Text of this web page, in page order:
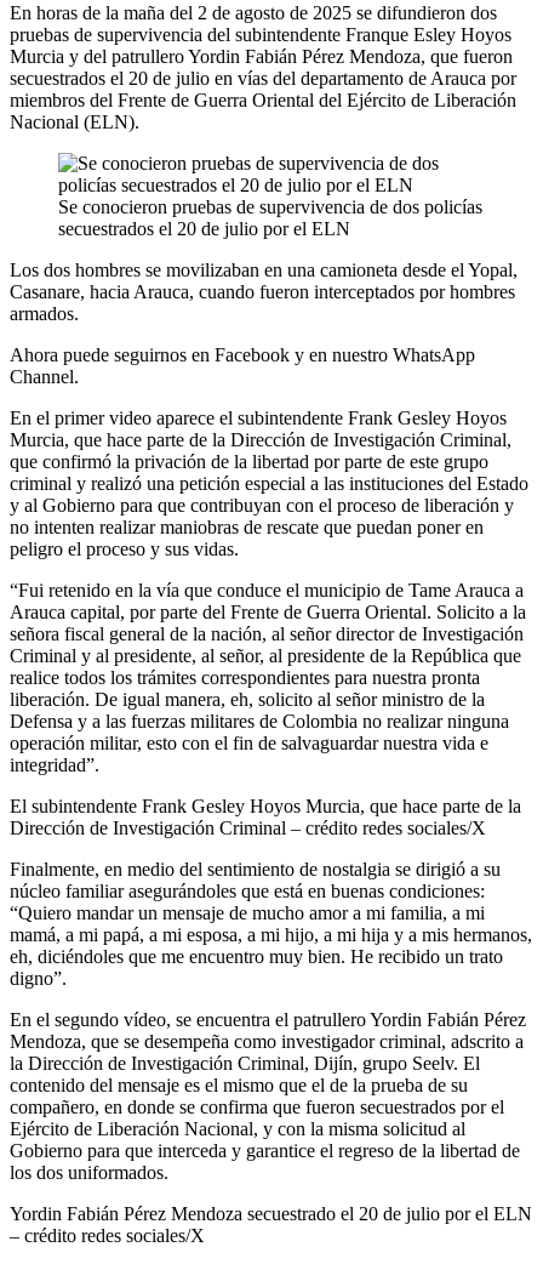
En horas de la maña del 2 de agosto de 2025 se difundieron dos
pruebas de supervivencia del subintendente Franque Esley Hoyos
Murcia y del patrullero Yordin Fabián Pérez Mendoza, que fueron
secuestrados el 20 de julio en vías del departamento de Arauca por
miembros del Frente de Guerra Oriental del Ejército de Liberación
Nacional (ELN).
Se conocieron pruebas de supervivencia de dos policías
secuestrados el 20 de julio por el ELN
Los dos hombres se movilizaban en una camioneta desde el Yopal,
Casanare, hacia Arauca, cuando fueron interceptados por hombres
armados.
Ahora puede seguirnos en Facebook y en nuestro WhatsApp
Channel.
En el primer video aparece el subintendente Frank Gesley Hoyos
Murcia, que hace parte de la Dirección de Investigación Criminal,
que confirmó la privación de la libertad por parte de este grupo
criminal y realizó una petición especial a las instituciones del Estado
y al Gobierno para que contribuyan con el proceso de liberación y
no intenten realizar maniobras de rescate que puedan poner en
peligro el proceso y sus vidas.
“Fui retenido en la vía que conduce el municipio de Tame Arauca a
Arauca capital, por parte del Frente de Guerra Oriental. Solicito a la
señora fiscal general de la nación, al señor director de Investigación
Criminal y al presidente, al señor, al presidente de la República que
realice todos los trámites correspondientes para nuestra pronta
liberación. De igual manera, eh, solicito al señor ministro de la
Defensa y a las fuerzas militares de Colombia no realizar ninguna
operación militar, esto con el fin de salvaguardar nuestra vida e
integridad”.
El subintendente Frank Gesley Hoyos Murcia, que hace parte de la
Dirección de Investigación Criminal – crédito redes sociales/X
Finalmente, en medio del sentimiento de nostalgia se dirigió a su
núcleo familiar asegurándoles que está en buenas condiciones:
“Quiero mandar un mensaje de mucho amor a mi familia, a mi
mamá, a mi papá, a mi esposa, a mi hijo, a mi hija y a mis hermanos,
eh, diciéndoles que me encuentro muy bien. He recibido un trato
digno”.
En el segundo vídeo, se encuentra el patrullero Yordin Fabián Pérez
Mendoza, que se desempeña como investigador criminal, adscrito a
la Dirección de Investigación Criminal, Dijín, grupo Seelv. El
contenido del mensaje es el mismo que el de la prueba de su
compañero, en donde se confirma que fueron secuestrados por el
Ejército de Liberación Nacional, y con la misma solicitud al
Gobierno para que interceda y garantice el regreso de la libertad de
los dos uniformados.
Yordin Fabián Pérez Mendoza secuestrado el 20 de julio por el ELN
– crédito redes sociales/X